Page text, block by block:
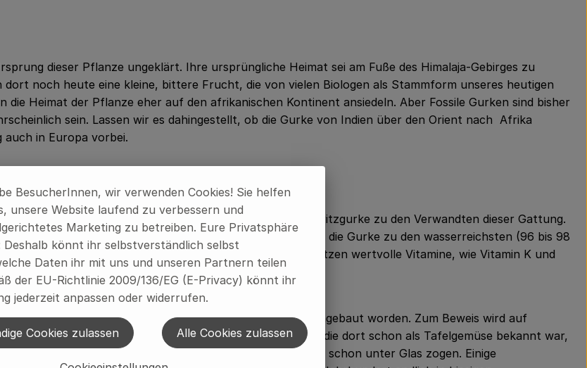
dieser Pflanze ungeklärt. Ihre ursprüngliche Heimat sei am Fuße des Himalaja-Gebirges zu
noch heute eine kleine, bittere Frucht, die von vielen Biologen als Stammform unseres heutigen
Heimat der Pflanze eher auf den afrikanischen Kontinent ansiedeln. Aber Fossile Gurken sind bisher
sein. Lassen wir es dahingestellt, ob die Gurke von Indien über den Orient nach Afrika
auch in Europa vorbei.
Kürbis, die Melone, Wassermelone, Zaunrübe und die Spritzgurke zu den Verwandten dieser Gattung.
angebaut, so dass sie in die Höhe wachsen. Zudem zählt die Gurke zu den wasserreichsten (96 bis 98
pro 100 Gramm. Unmittelbar unter der Schale sitzen wertvolle Vitamine, wie Vitamin K und
der pharaonischen Altzeit, also vor 4000 Jahren, angebaut worden. Zum Beweis wird auf
tauchte sie erstmals schon bei den alten Griechen auf, die dort schon als Tafelgemüse bekannt war,
Es waren die Römer, welche die kleinen Pflanzen schon unter Glas zogen. Einige
BesucherInnen, wir verwenden Cookies! Sie helfen
unsere Website laufend zu verbessern und
Marketing zu betreiben. Eure Privatsphäre
Deshalb könnt ihr selbstverständlich selbst
Daten ihr mit uns und unseren Partnern teilen
der EU-Richtlinie 2009/136/EG (E-Privacy) könnt ihr
jederzeit anpassen oder widerrufen.
Cookies zulassen Alle Cookies zulassen